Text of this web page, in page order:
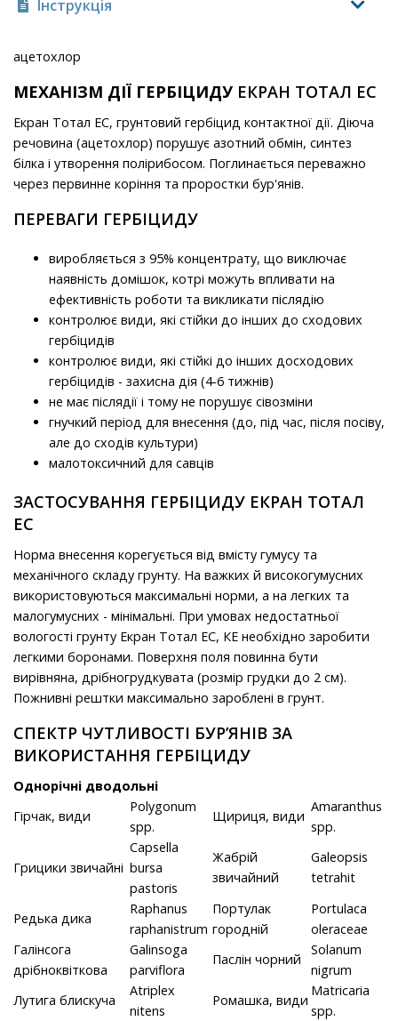
Інструкція
ацетохлор
МЕХАНІЗМ ДІЇ ГЕРБІЦИДУ ЕКРАН ТОТАЛ ЕС
Екран Тотал ЕС, грунтовий гербіцид контактної дії. Діюча
речовина (ацетохлор) порушує азотний обмін, синтез
білка і утворення полірибосом. Поглинається переважно
через первинне коріння та проростки бур'янів.
ПЕРЕВАГИ ГЕРБІЦИДУ
виробляється з 95% концентрату, що виключає
наявність домішок, котрі можуть впливати на
ефективність роботи та викликати післядію
контролює види, які стійки до інших до сходових
гербіцидів
контролює види, які стійкі до інших досходових
гербіцидів - захисна дія (4-6 тижнів)
не має післядії і тому не порушує сівозміни
гнучкий період для внесення (до, під час, після посіву,
але до сходів культури)
малотоксичний для савців
ЗАСТОСУВАННЯ ГЕРБІЦИДУ ЕКРАН ТОТАЛ
ЕС
Норма внесення корегується від вмісту гумусу та
механічного складу грунту. На важких й високогумусних
використовуються максимальні норми, а на легких та
малогумусних - мінімальні. При умовах недостатньої
вологості грунту Екран Тотал ЕС, КЕ необхідно заробити
легкими боронами. Поверхня поля повинна бути
вирівняна, дрібногрудкувата (розмір грудки до 2 см).
Пожнивні рештки максимально зароблені в грунт.
СПЕКТР ЧУТЛИВОСТІ БУР’ЯНІВ ЗА
ВИКОРИСТАННЯ ГЕРБІЦИДУ
Однорічні дводольні
Гірчак, види
Polygonum
spp.
Щириця, види
Amaranthus
spp.
Грицики звичайні
Capsella
bursa
pastoris
Жабрій
звичайний
Galeopsis
tetrahit
Редька дика
Raphanus
raphanistrum
Портулак
городній
Portulaca
oleraceae
Галінсога
дрібноквіткова
Galinsoga
parviflora
Паслін чорний
Solanum
nigrum
Лутига блискуча
Atriplex
nitens
Ромашка, види
Matricaria
spp.